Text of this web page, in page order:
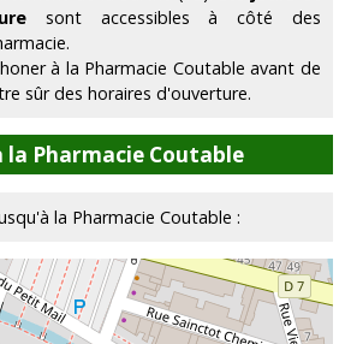
sont accessibles à côté des
à la Pharmacie Coutable avant de
sûr des horaires d'ouverture.
la Pharmacie Coutable
la Pharmacie Coutable :